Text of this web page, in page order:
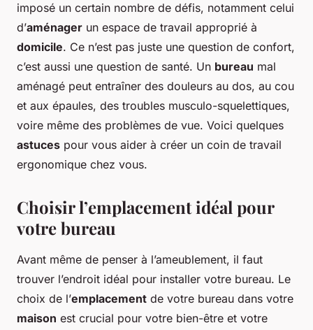
imposé un certain nombre de défis, notamment celui
d’aménager un espace de travail approprié à
domicile. Ce n’est pas juste une question de confort,
c’est aussi une question de santé. Un bureau mal
aménagé peut entraîner des douleurs au dos, au cou
et aux épaules, des troubles musculo-squelettiques,
voire même des problèmes de vue. Voici quelques
astuces pour vous aider à créer un coin de travail
ergonomique chez vous.
Choisir l’emplacement idéal pour
votre bureau
Avant même de penser à l’ameublement, il faut
trouver l’endroit idéal pour installer votre bureau. Le
choix de l’emplacement de votre bureau dans votre
maison est crucial pour votre bien-être et votre